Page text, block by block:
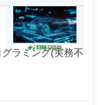
ラミング(実務不